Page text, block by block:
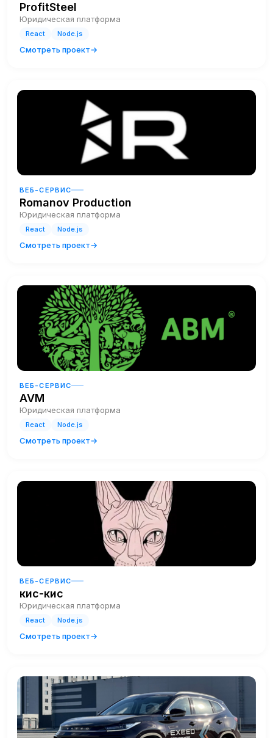
ProfitSteel
Юридическая платформа
React Node.js
Смотреть проект
ВЕБ-СЕРВИС
Romanov Production
Юридическая платформа
React Node.js
Смотреть проект
ВЕБ-СЕРВИС
AVM
Юридическая платформа
React Node.js
Смотреть проект
ВЕБ-СЕРВИС
кис-кис
Юридическая платформа
React Node.js
Смотреть проект